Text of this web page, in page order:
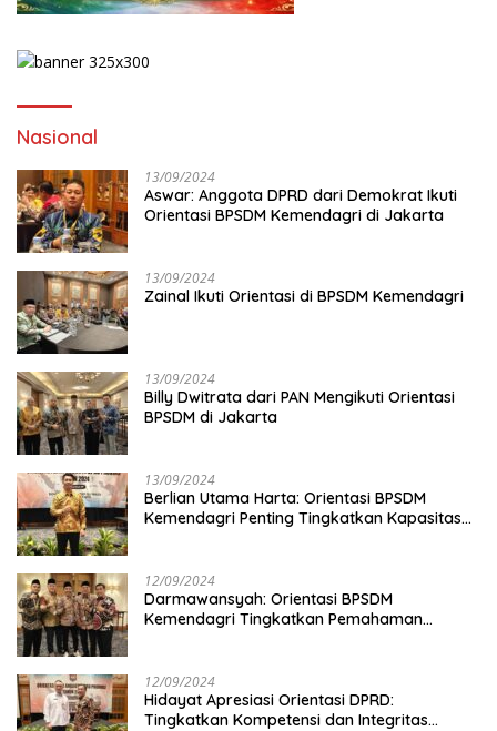
Nasional
13/09/2024
Aswar: Anggota DPRD dari Demokrat Ikuti
Orientasi BPSDM Kemendagri di Jakarta
13/09/2024
Zainal Ikuti Orientasi di BPSDM Kemendagri
13/09/2024
Billy Dwitrata dari PAN Mengikuti Orientasi
BPSDM di Jakarta
13/09/2024
Berlian Utama Harta: Orientasi BPSDM
Kemendagri Penting Tingkatkan Kapasitas
12/09/2024
Darmawansyah: Orientasi BPSDM
Kemendagri Tingkatkan Pemahaman
12/09/2024
Hidayat Apresiasi Orientasi DPRD:
Tingkatkan Kompetensi dan Integritas